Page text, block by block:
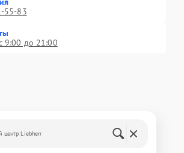
55-83
9:00 до 21:00
центр Liebherr